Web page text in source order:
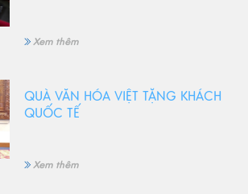
Xem thêm
QUÀ VĂN HÓA VIỆT TẶNG KHÁCH
QUỐC TẾ
Xem thêm